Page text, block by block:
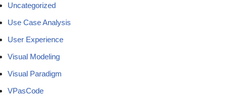
Uncategorized
Use Case Analysis
User Experience
Visual Modeling
Visual Paradigm
VPasCode